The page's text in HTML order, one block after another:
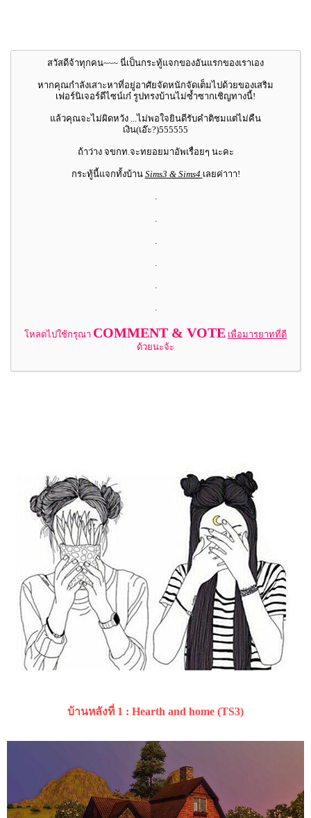
สวัสดีจ้าทุกคน~~~ นี่เป็นกระทู้แจกของอันแรกของเราเอง
หากคุณกำลังเสาะหาที่อยู่อาศัยจัดหนักจัดเต็มไปด้วยของเสริม
เฟอร์นิเจอร์ดีไซน์เก๋ รูปทรงบ้านไม่ซ้ำซากเชิญทางนี้!
แล้วคุณจะไม่ผิดหวัง ...ไม่พอใจยินดีรับคำติชมแต่ไม่คืน
เงิน(เอ๊ะ?)555555
ถ้าว่าง จขกท.จะทยอยมาอัพเรื่อยๆ นะคะ
กระทู้นี้แจกทั้งบ้าน Sims3 & Sims4 เลยค่าาา!
.
.
.
.
.
.
โหลดไปใช้กรุณา COMMENT & VOTE เพื่อมารยาทที่ดี
ด้วยนะจ้ะ
บ้านหลังที่ 1 : Hearth and home (TS3)